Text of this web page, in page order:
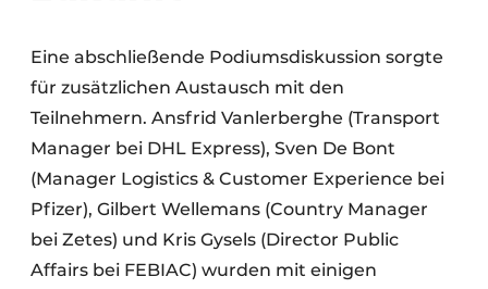
Eine abschließende Podiumsdiskussion sorgte
für zusätzlichen Austausch mit den
Teilnehmern. Ansfrid Vanlerberghe (Transport
Manager bei DHL Express), Sven De Bont
(Manager Logistics & Customer Experience bei
Pfizer), Gilbert Wellemans (Country Manager
bei Zetes) und Kris Gysels (Director Public
Affairs bei FEBIAC) wurden mit einigen